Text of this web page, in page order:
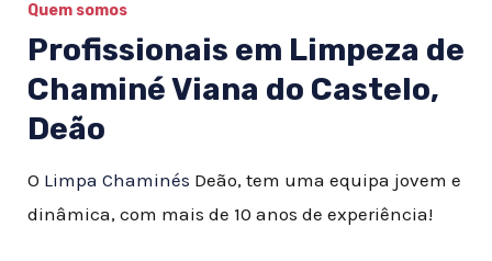
Quem somos
Profissionais em Limpeza de
Chaminé Viana do Castelo,
Deão
O Limpa Chaminés Deão, tem uma equipa jovem e
dinâmica, com mais de 10 anos de experiência!